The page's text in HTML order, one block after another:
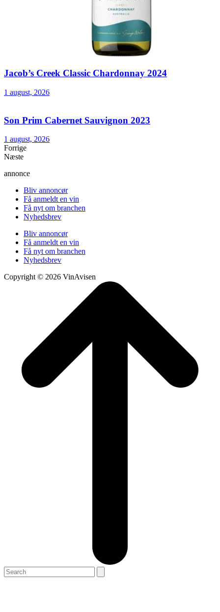
Jacob’s Creek Classic Chardonnay 2024
1 august, 2026
Son Prim Cabernet Sauvignon 2023
1 august, 2026
Forrige
Næste
annonce
Bliv annoncør
Få anmeldt en vin
Få nyt om branchen
Nyhedsbrev
Bliv annoncør
Få anmeldt en vin
Få nyt om branchen
Nyhedsbrev
Copyright © 2026 VinAvisen